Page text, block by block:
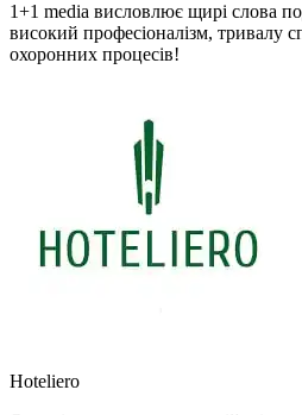
1+1 media висловлює щирі слова
високий професіоналізм, тривалу
охоронних процесів!
Hoteliero